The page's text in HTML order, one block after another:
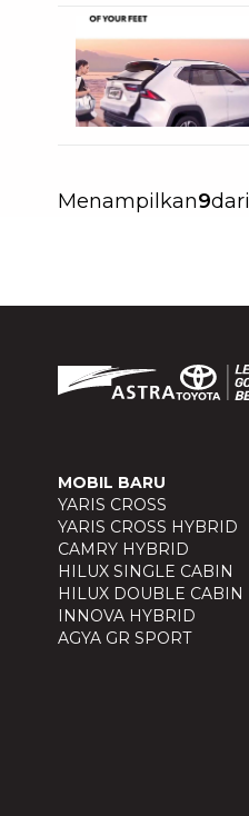
Menampilkan9dari
MOBIL BARU
YARIS CROSS
YARIS CROSS HYBRID
CAMRY HYBRID
HILUX SINGLE CABIN
HILUX DOUBLE CABIN
INNOVA HYBRID
AGYA GR SPORT